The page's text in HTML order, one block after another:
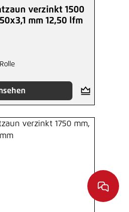
Bewertung von 5 von 5
verzinkt 1500
mm 12,50 lfm